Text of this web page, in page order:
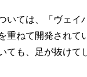
いては、「ヴェイ
重ねて開発され
ても、足が抜けて